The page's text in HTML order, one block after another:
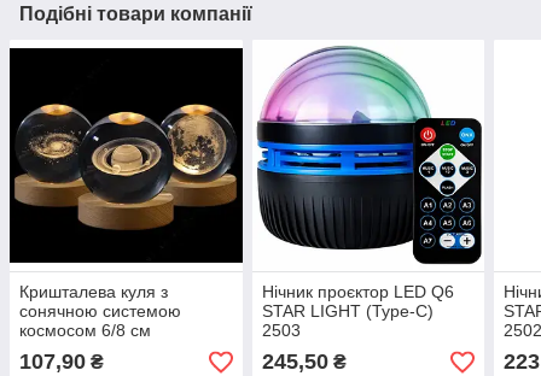
Подібні товари компанії
Кришталева куля з
сонячною системою
космосом 6/8 см
107,90 ₴
Нічник проєктор LED Q6
STAR LIGHT (Type-C)
2503
245,50₴